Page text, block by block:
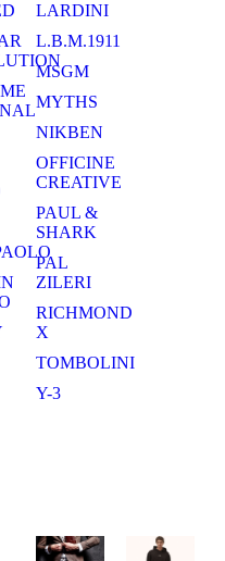
LARDINI
L.B.M.1911
MSGM
MYTHS
NIKBEN
OFFICINE
CREATIVE
PAUL &
SHARK
PAL
ZILERI
RICHMOND
X
TOMBOLINI
Y-3